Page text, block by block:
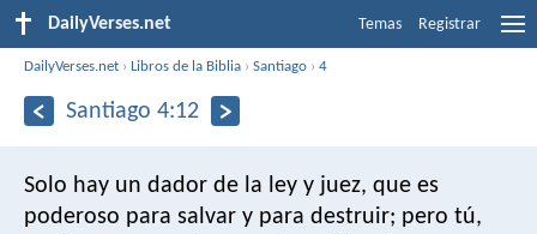
DailyVerses.net Temas Registrar
DailyVerses.net ›Libros de la Biblia ›Santiago ›4
Santiago 4:12
Solo hay un dador de la ley y juez, que es
poderoso para salvar y para destruir; pero tú,